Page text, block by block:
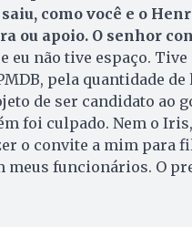
como você e o
ou apoio. O senhor
eu não tive espaço.
pela quantidade
de ser candidato ao
foi culpado. Nem o
o convite a mim para
meus funcionários. O